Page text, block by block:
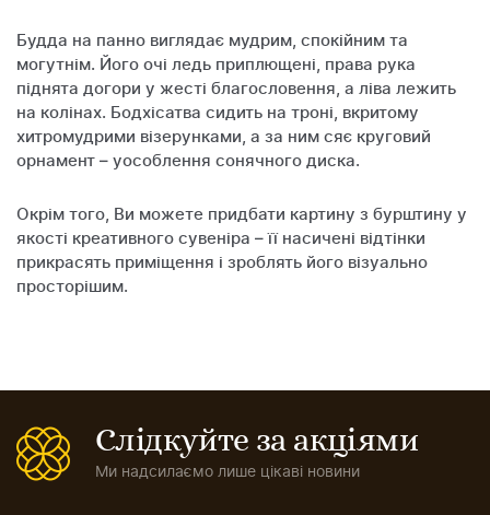
Будда на панно виглядає мудрим, спокійним та
могутнім. Його очі ледь приплющені, права рука
піднята догори у жесті благословення, а ліва лежить
на колінах. Бодхісатва сидить на троні, вкритому
хитромудрими візерунками, а за ним сяє круговий
орнамент – уособлення сонячного диска.
Окрім того, Ви можете придбати картину з бурштину у
якості креативного сувеніра – її насичені відтінки
прикрасять приміщення і зроблять його візуально
просторішим.
Слідкуйте за акціями
Ми надсилаємо лише цікаві новини